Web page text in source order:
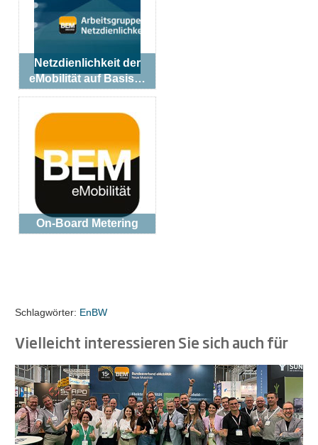
Netzdienlichkeit der
eMobilität auf Basis…
On-Board Metering
Schlagwörter: EnBW
Vielleicht interessieren Sie sich auch für